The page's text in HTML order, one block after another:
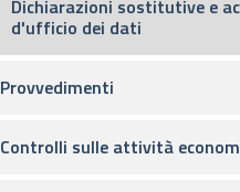
Dichiarazioni sostitutive e
d'ufficio dei dati
Provvedimenti
Controlli sulle attività